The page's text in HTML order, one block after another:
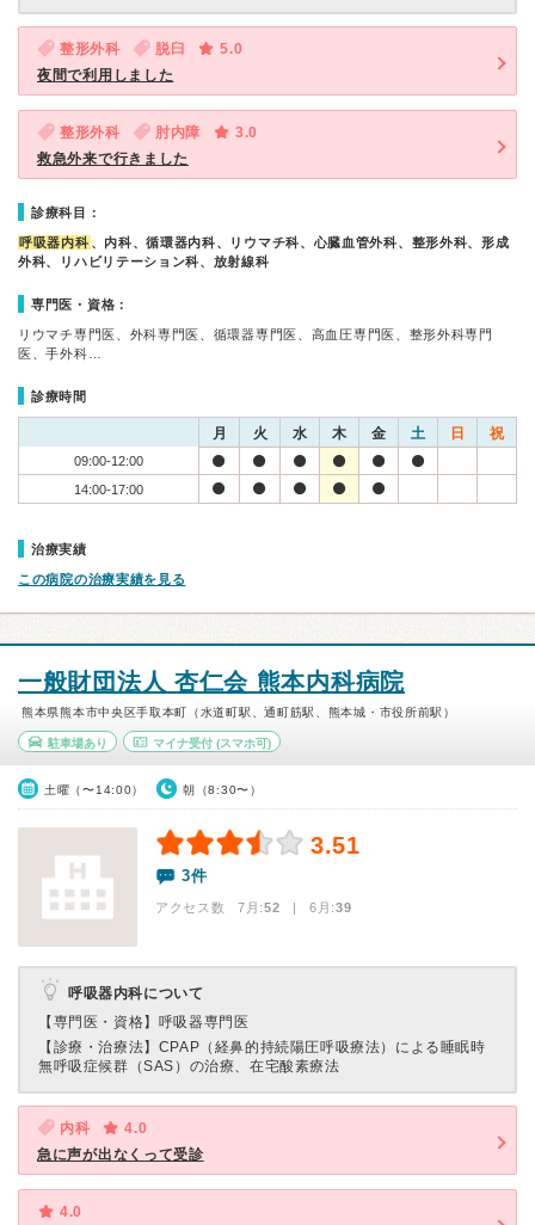
整形外科 脱臼
5.0
夜間で利用しました
整形外科 肘内障
3.0
救急外来で行きました
診療科目：
呼吸器内科 、内科、循環器内科、リウマチ科、心臓血管外科、整形外科、形成
外科、リハビリテーション科、放射線科
専門医・資格：
リウマチ専門医、外科専門医、循環器専門医、高血圧専門医、整形外科専門
医、手外科…
診療時間
月 火 水 木 金 土 日 祝
09:00-12:00
14:00-17:00
治療実績
この病院の治療実績を見る
一般財団法人 杏仁会 熊本内科病院
熊本県熊本市中央区手取本町（水道町駅、通町筋駅、熊本城・市役所前駅）
駐車場あり マイナ受付(スマホ可)
土曜（〜14:00） 朝（8:30〜）
3.51
3件
アクセス数 7月:52 | 6月:39
呼吸器内科について
【専門医・資格】 呼吸器専門医
【診療・治療法】 CPAP（経鼻的持続陽圧呼吸療法）による睡眠時
無呼吸症候群（SAS）の治療、在宅酸素療法
内科
4.0
急に声が出なくって受診
4.0